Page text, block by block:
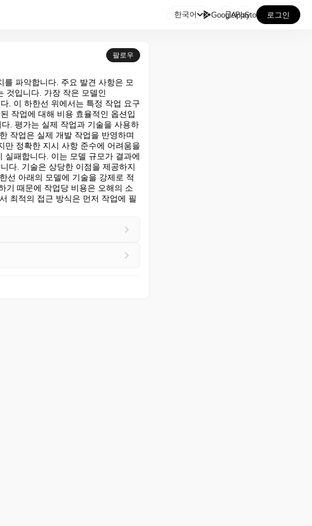
한국어 GooglePlay
AppStore 로그인
팔로우
파악합니다. 주요 발견 사항은 모
것입니다. 가장 작은 모델인
. 이 하한선 위에서는 특정 작업 요구
작업에 대해 비용 효율적인 옵션입
. 평가는 실제 작업과 기술을 사용하
작업은 실제 개발 작업을 반영하며
만 정확한 지시 사항 준수에 어려움을
패합니다. 이는 모델 규모가 결과에
다. 기술은 상당한 이점을 제공하지
선 아래의 모델에 기술을 강제로 적
기 때문에 작업당 비용은 오해의 소
최적의 접근 방식은 먼저 작업에 필